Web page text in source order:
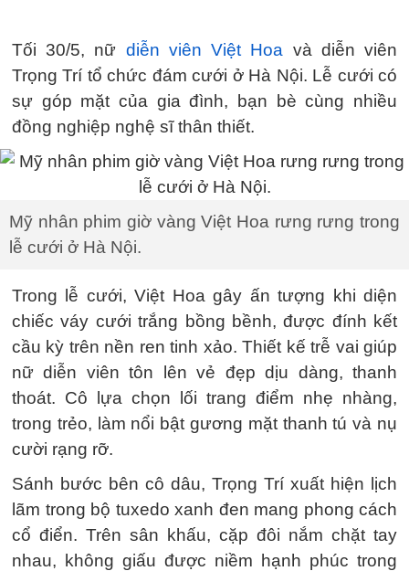
Tối 30/5, nữ diễn viên Việt Hoa và diễn viên
Trọng Trí tổ chức đám cưới ở Hà Nội. Lễ cưới có
sự góp mặt của gia đình, bạn bè cùng nhiều
đồng nghiệp nghệ sĩ thân thiết.
Mỹ nhân phim giờ vàng Việt Hoa rưng rưng trong
lễ cưới ở Hà Nội.
Trong lễ cưới, Việt Hoa gây ấn tượng khi diện
chiếc váy cưới trắng bồng bềnh, được đính kết
cầu kỳ trên nền ren tinh xảo. Thiết kế trễ vai giúp
nữ diễn viên tôn lên vẻ đẹp dịu dàng, thanh
thoát. Cô lựa chọn lối trang điểm nhẹ nhàng,
trong trẻo, làm nổi bật gương mặt thanh tú và nụ
cười rạng rỡ.
Sánh bước bên cô dâu, Trọng Trí xuất hiện lịch
lãm trong bộ tuxedo xanh đen mang phong cách
cổ điển. Trên sân khấu, cặp đôi nắm chặt tay
nhau, không giấu được niềm hạnh phúc trong